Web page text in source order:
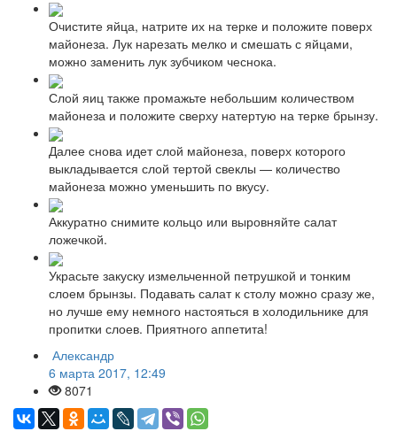
Очистите яйца, натрите их на терке и положите поверх
майонеза. Лук нарезать мелко и смешать с яйцами,
можно заменить лук зубчиком чеснока.
Слой яиц также промажьте небольшим количеством
майонеза и положите сверху натертую на терке брынзу.
Далее снова идет слой майонеза, поверх которого
выкладывается слой тертой свеклы — количество
майонеза можно уменьшить по вкусу.
Аккуратно снимите кольцо или выровняйте салат
ложечкой.
Украсьте закуску измельченной петрушкой и тонким
слоем брынзы. Подавать салат к столу можно сразу же,
но лучше ему немного настояться в холодильнике для
пропитки слоев. Приятного аппетита!
Александр
6 марта 2017, 12:49
8071